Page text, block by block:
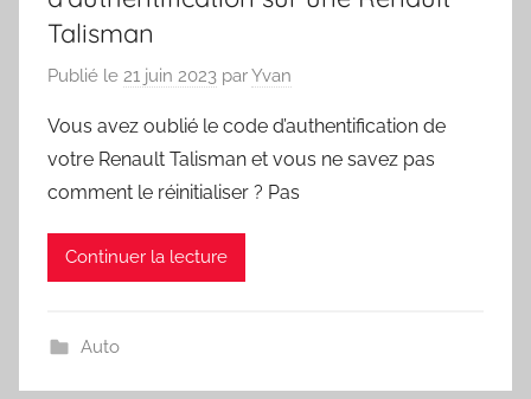
Talisman
Publié le 21 juin 2023 parYvan
Vous avez oublié le code d’authentification de
votre Renault Talisman et vous ne savez pas
comment le réinitialiser ? Pas
Continuer la lecture
Auto